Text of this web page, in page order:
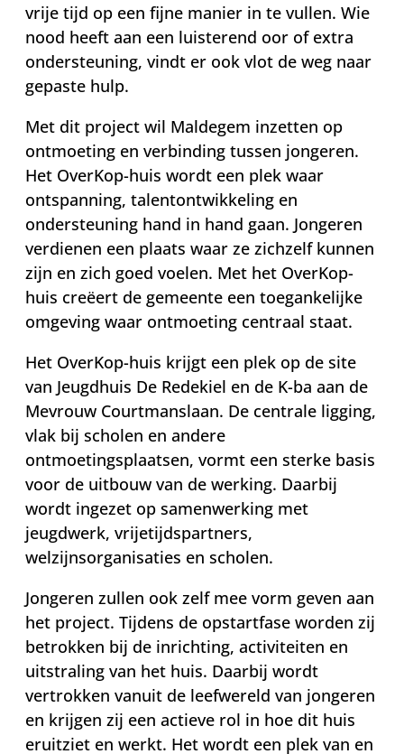
vrije tijd op een fijne manier in te vullen. Wie
nood heeft aan een luisterend oor of extra
ondersteuning, vindt er ook vlot de weg naar
gepaste hulp.
Met dit project wil Maldegem inzetten op
ontmoeting en verbinding tussen jongeren.
Het OverKop-huis wordt een plek waar
ontspanning, talentontwikkeling en
ondersteuning hand in hand gaan. Jongeren
verdienen een plaats waar ze zichzelf kunnen
zijn en zich goed voelen. Met het OverKop-
huis creëert de gemeente een toegankelijke
omgeving waar ontmoeting centraal staat.
Het OverKop-huis krijgt een plek op de site
van Jeugdhuis De Redekiel en de K-ba aan de
Mevrouw Courtmanslaan. De centrale ligging,
vlak bij scholen en andere
ontmoetingsplaatsen, vormt een sterke basis
voor de uitbouw van de werking. Daarbij
wordt ingezet op samenwerking met
jeugdwerk, vrijetijdspartners,
welzijnsorganisaties en scholen.
Jongeren zullen ook zelf mee vorm geven aan
het project. Tijdens de opstartfase worden zij
betrokken bij de inrichting, activiteiten en
uitstraling van het huis. Daarbij wordt
vertrokken vanuit de leefwereld van jongeren
en krijgen zij een actieve rol in hoe dit huis
eruitziet en werkt. Het wordt een plek van en